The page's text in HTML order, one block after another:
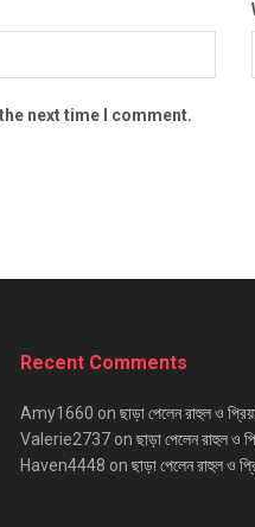
next time I comment.
Recent Comments
Amy1660 on ছাড়া পেলেন রাহুল ও
Valerie2737 on ছাড়া পেলেন রাহুল ও
Haven4448 on ছাড়া পেলেন রাহুল ও